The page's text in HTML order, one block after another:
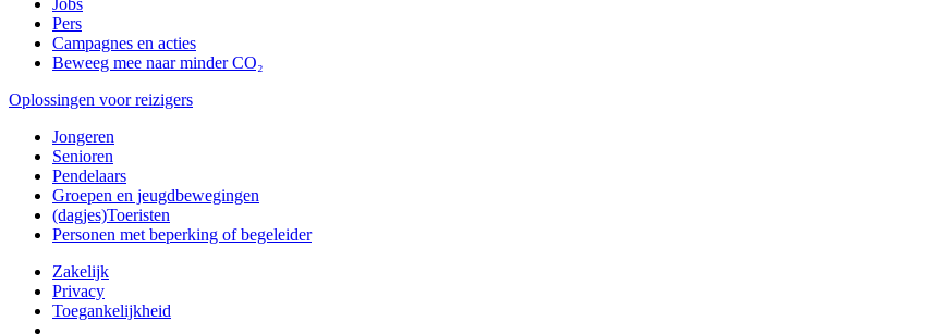
Jobs
Pers
Campagnes en acties
Beweeg mee naar minder CO₂
Oplossingen voor reizigers
Jongeren
Senioren
Pendelaars
Groepen en jeugdbewegingen
(dagjes)Toeristen
Personen met beperking of begeleider
Zakelijk
Privacy
Toegankelijkheid